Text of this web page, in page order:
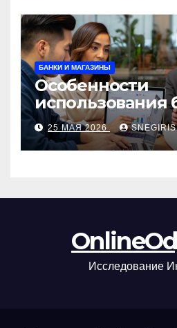
БАНКИ И МАГАЗИНЫ
Особенности
использования
версии
автоматизации
управления
25 МАЯ 2026
Исследование